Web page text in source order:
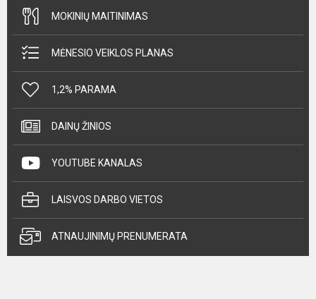
MOKINIŲ MAITINIMAS
MĖNESIO VEIKLOS PLANAS
1,2% PARAMA
DAINŲ ŽINIOS
YOUTUBE KANALAS
LAISVOS DARBO VIETOS
ATNAUJINIMŲ PRENUMERATA